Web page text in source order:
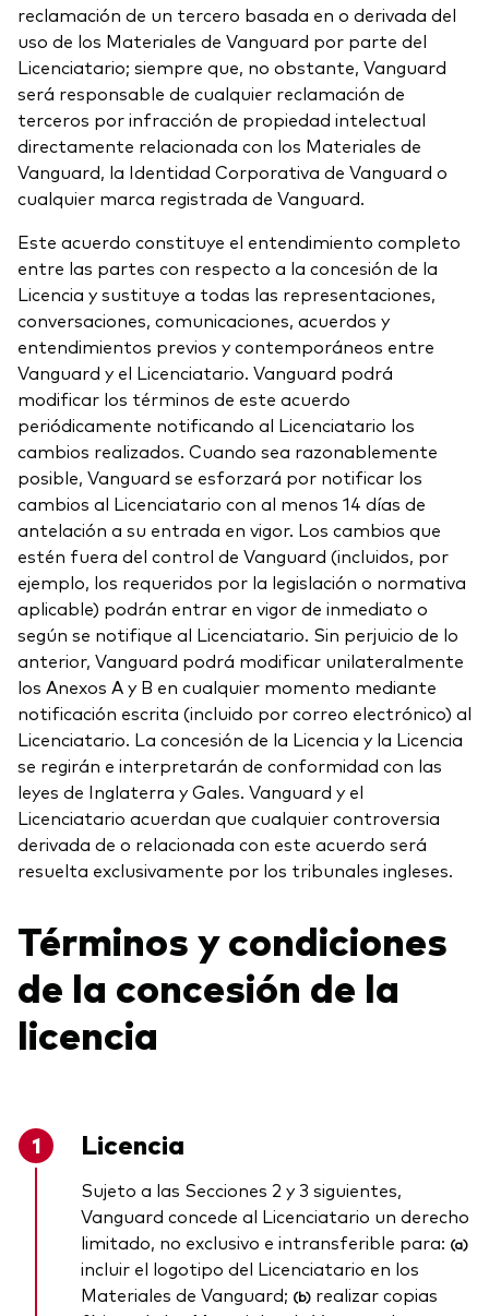
reclamación de un tercero basada en o derivada del
uso de los Materiales de Vanguard por parte del
Licenciatario; siempre que, no obstante, Vanguard
será responsable de cualquier reclamación de
terceros por infracción de propiedad intelectual
directamente relacionada con los Materiales de
Vanguard, la Identidad Corporativa de Vanguard o
cualquier marca registrada de Vanguard.
Este acuerdo constituye el entendimiento completo
entre las partes con respecto a la concesión de la
Licencia y sustituye a todas las representaciones,
conversaciones, comunicaciones, acuerdos y
entendimientos previos y contemporáneos entre
Vanguard y el Licenciatario. Vanguard podrá
modificar los términos de este acuerdo
periódicamente notificando al Licenciatario los
cambios realizados. Cuando sea razonablemente
posible, Vanguard se esforzará por notificar los
cambios al Licenciatario con al menos 14 días de
antelación a su entrada en vigor. Los cambios que
estén fuera del control de Vanguard (incluidos, por
ejemplo, los requeridos por la legislación o normativa
aplicable) podrán entrar en vigor de inmediato o
según se notifique al Licenciatario. Sin perjuicio de lo
anterior, Vanguard podrá modificar unilateralmente
los Anexos A y B en cualquier momento mediante
notificación escrita (incluido por correo electrónico) al
Licenciatario. La concesión de la Licencia y la Licencia
se regirán e interpretarán de conformidad con las
leyes de Inglaterra y Gales. Vanguard y el
Licenciatario acuerdan que cualquier controversia
derivada de o relacionada con este acuerdo será
resuelta exclusivamente por los tribunales ingleses.
Términos y condiciones
de la concesión de la
licencia
Licencia
Sujeto a las Secciones 2 y 3 siguientes,
Vanguard concede al Licenciatario un derecho
limitado, no exclusivo e intransferible para: (a)
incluir el logotipo del Licenciatario en los
Materiales de Vanguard; (b) realizar copias